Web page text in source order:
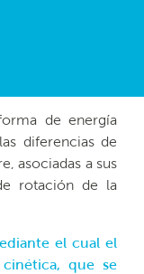
de energía
diferencias de
asociadas a sus
rotación de la
el cual el
que se